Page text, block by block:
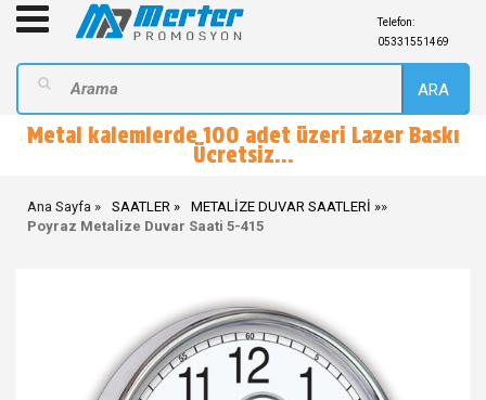
Telefon:
05331551469
ARA
Metal kalemlerde 100 adet üzeri Lazer Baskı
Ücretsiz...
Ana Sayfa SAATLER »
METALİZE DUVAR SAATLERİ
Poyraz Metalize Duvar Saati 5-415